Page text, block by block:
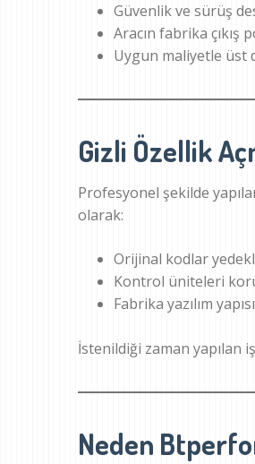
Güvenlik ve sürüş
Aracın fabrika çıkış
Uygun maliyetle üst
Gizli Özellik
Profesyonel şekilde
olarak:
Orijinal kodlar
Kontrol üniteleri
Fabrika yazılım
İstenildiği zaman yapılan
Neden